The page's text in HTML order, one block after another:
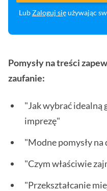
LubZaloguj sięużywając
Pomysły na treści
zaufanie:
"Jak wybrać idealną
imprezę"
"Modne pomysły
"Czym właściwie
"Przekształcanie